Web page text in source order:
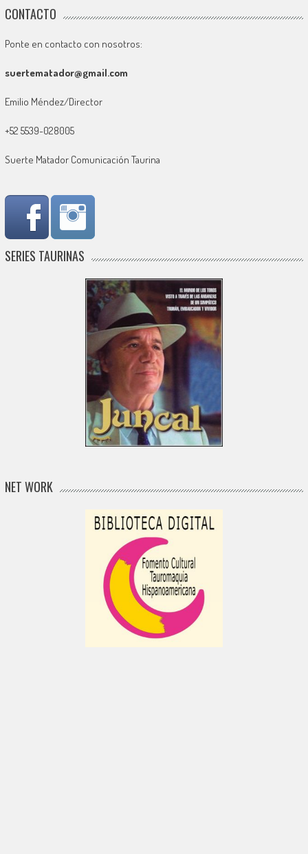
CONTACTO
Ponte en contacto con nosotros:
suertematador@gmail.com
Emilio Méndez/Director
+52 5539-028005
Suerte Matador Comunicación Taurina
SERIES TAURINAS
NET WORK